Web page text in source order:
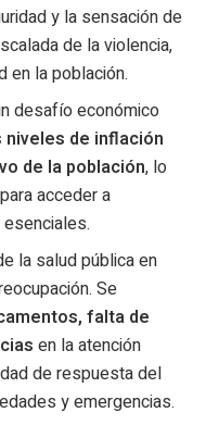
y la sensación de
de la violencia,
en la población.
desafío económico
niveles de inflación
de la población, lo
acceder a
la salud pública en
Se
falta de
en la atención
de respuesta del
y emergencias.